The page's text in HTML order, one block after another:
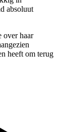
absoluut
over haar
heeft om terug